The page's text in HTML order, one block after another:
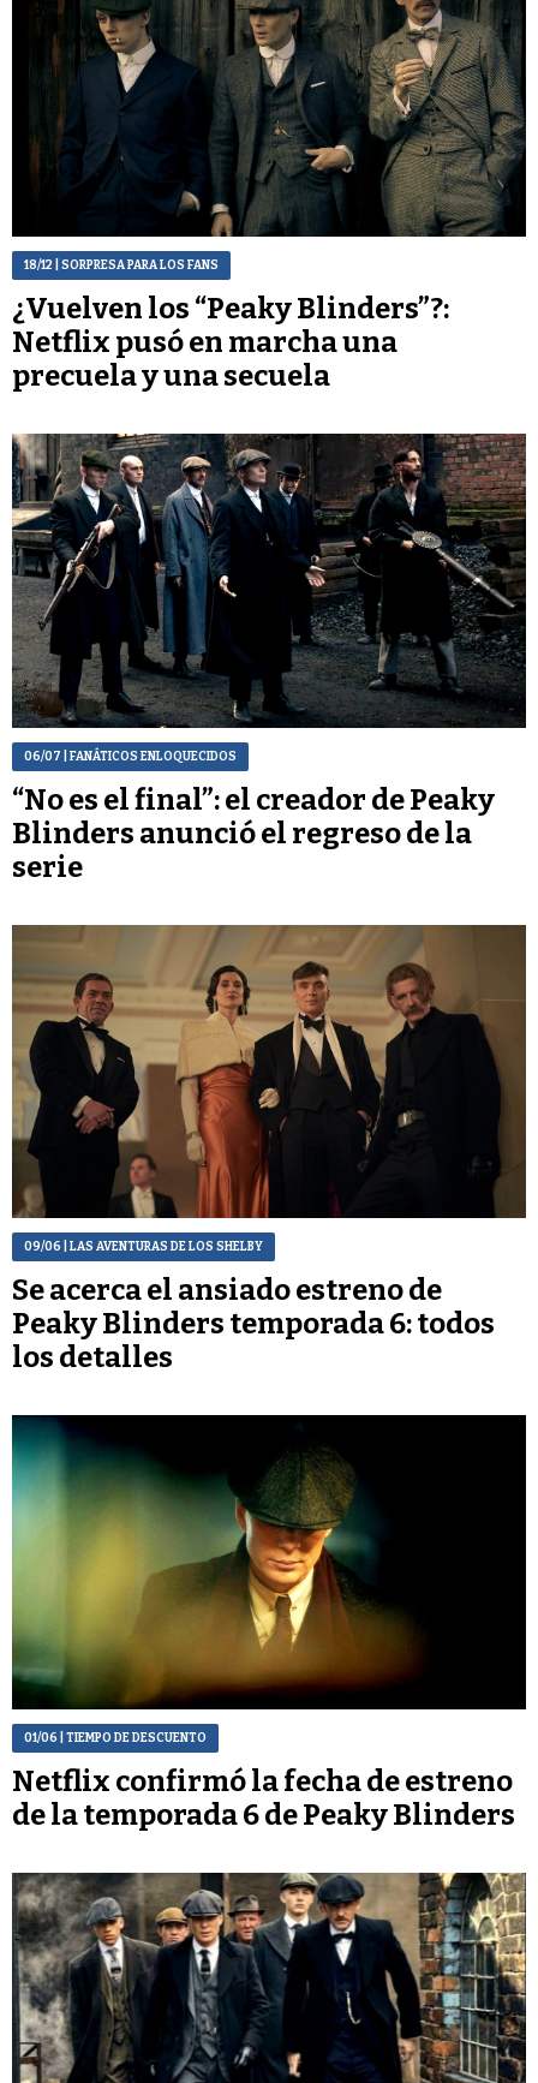
18/12 | SORPRESA PARA LOS FANS
¿Vuelven los “Peaky Blinders”?:
Netflix pusó en marcha una
precuela y una secuela
06/07 | FANÁTICOS ENLOQUECIDOS
“No es el final”: el creador de Peaky
Blinders anunció el regreso de la
serie
09/06 | LAS AVENTURAS DE LOS SHELBY
Se acerca el ansiado estreno de
Peaky Blinders temporada 6: todos
los detalles
01/06 | TIEMPO DE DESCUENTO
Netflix confirmó la fecha de estreno
de la temporada 6 de Peaky Blinders